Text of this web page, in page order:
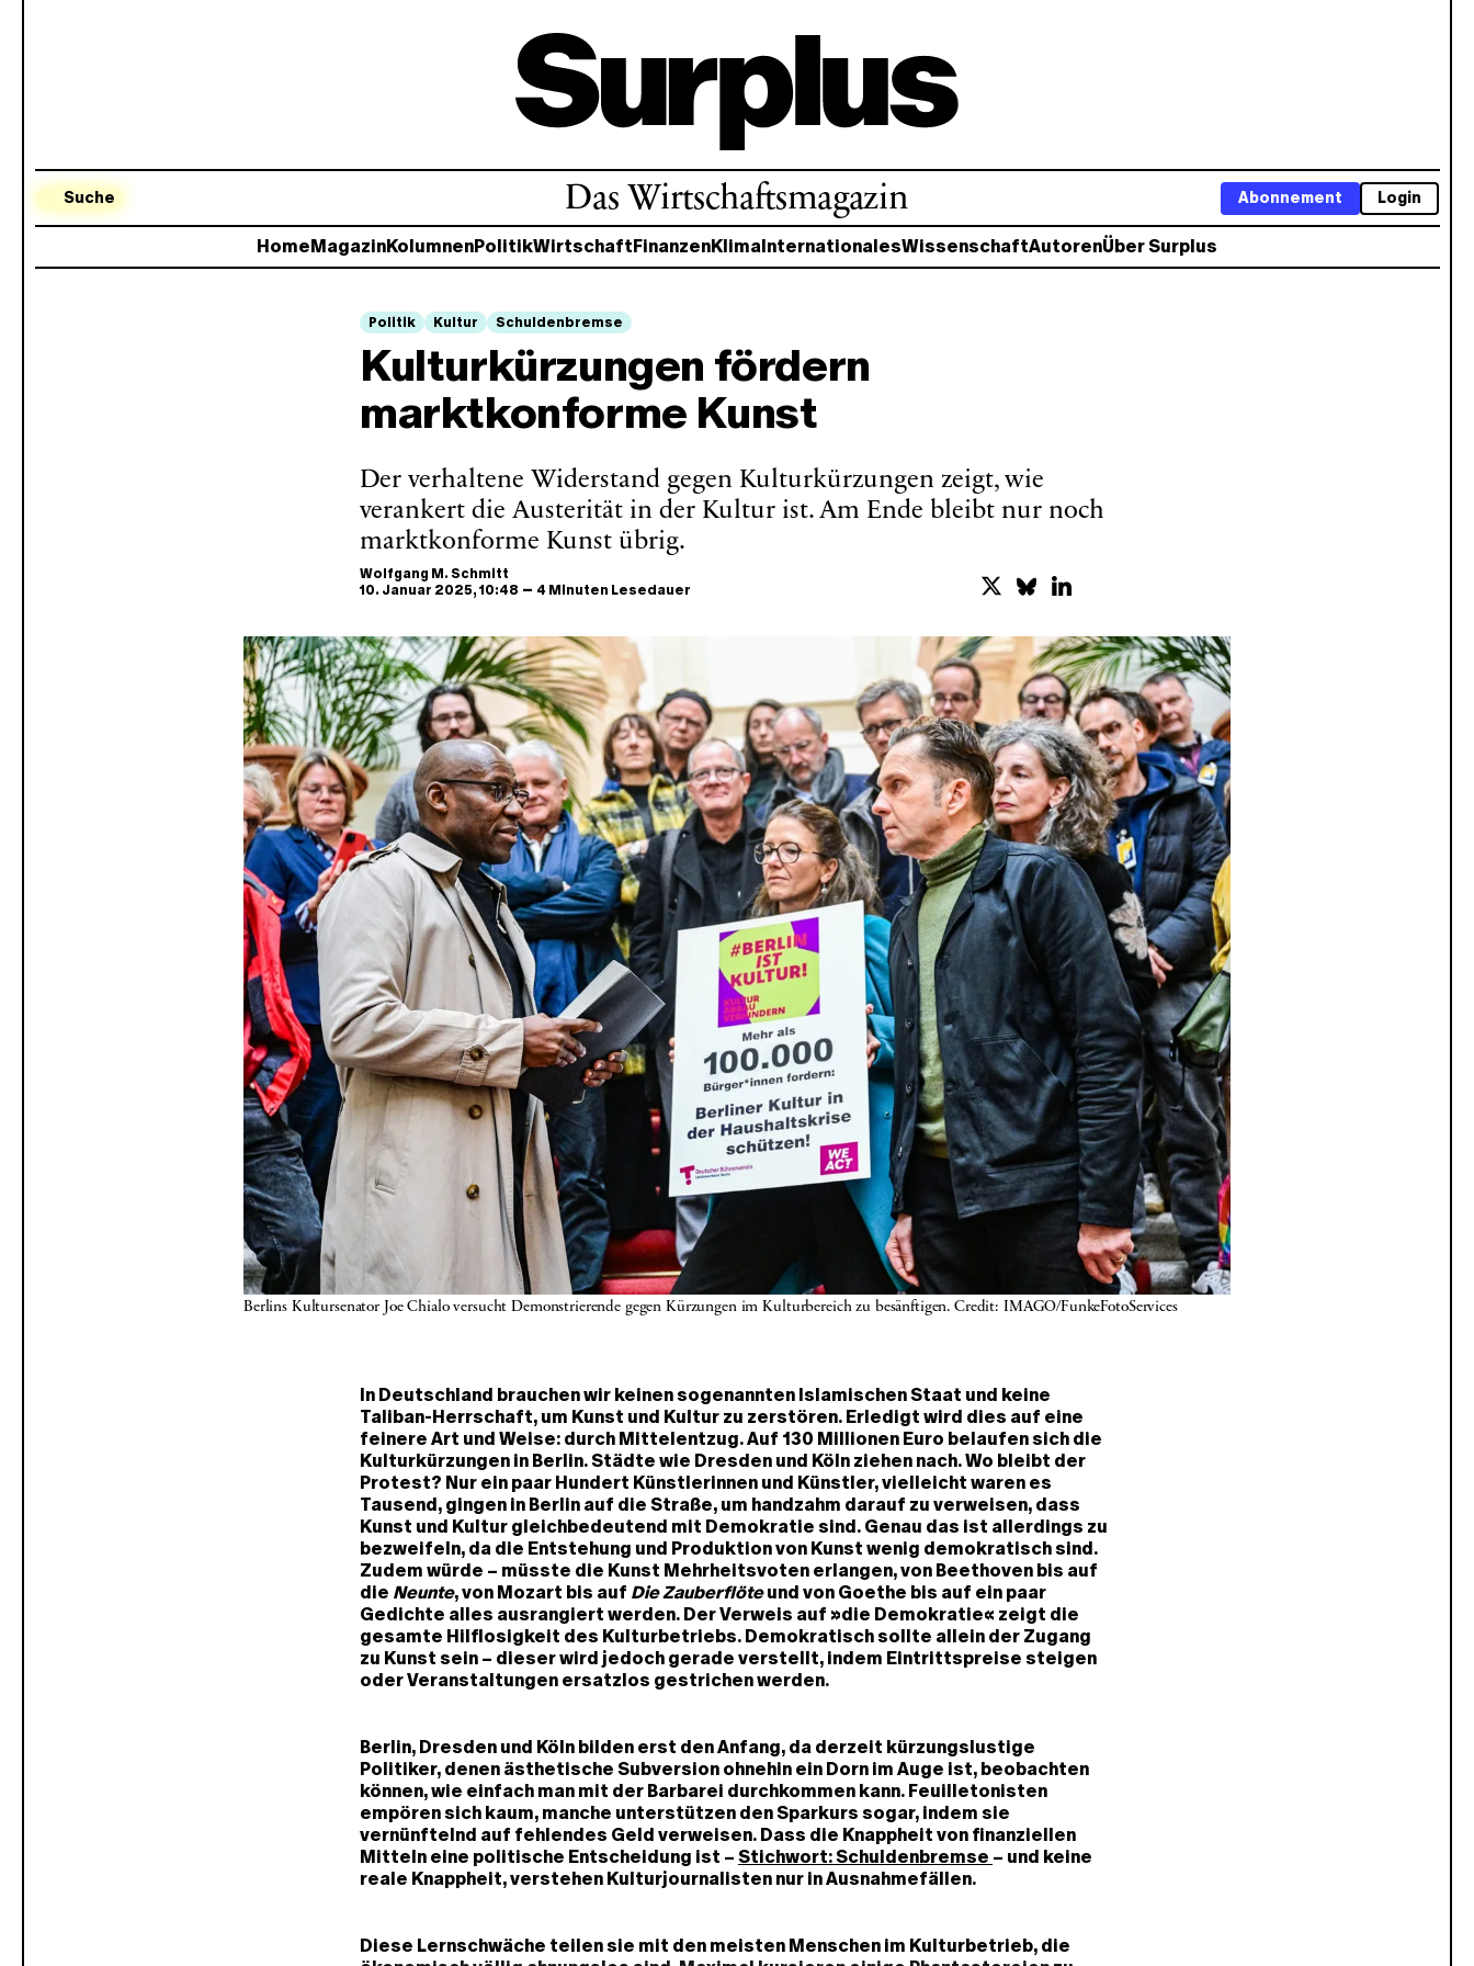
Suche Das Wirtschaftsmagazin Login
Abonnement
HomeMagazinKolumnenPolitikWirtschaftFinanzenKlimaInternationalesWissenschaftAutorenÜber Surplus
Politik Kultur Schuldenbremse
Kulturkürzungen fördern
marktkonforme Kunst
Der verhaltene Widerstand gegen Kulturkürzungen zeigt, wie
verankert die Austerität in der Kultur ist. Am Ende bleibt nur noch
marktkonforme Kunst übrig.
Wolfgang M. Schmitt
10. Januar 2025, 10:48 – 4 Minuten Lesedauer
Berlins Kultursenator Joe Chialo versucht Demonstrierende gegen Kürzungen im Kulturbereich zu besänftigen. Credit: IMAGO/FunkeFotoServices
In Deutschland brauchen wir keinen sogenannten Islamischen Staat und keine
Taliban-Herrschaft, um Kunst und Kultur zu zerstören. Erledigt wird dies auf eine
feinere Art und Weise: durch Mittelentzug. Auf 130 Millionen Euro belaufen sich die
Kulturkürzungen in Berlin. Städte wie Dresden und Köln ziehen nach. Wo bleibt der
Protest? Nur ein paar Hundert Künstlerinnen und Künstler, vielleicht waren es
Tausend, gingen in Berlin auf die Straße, um handzahm darauf zu verweisen, dass
Kunst und Kultur gleichbedeutend mit Demokratie sind. Genau das ist allerdings zu
bezweifeln, da die Entstehung und Produktion von Kunst wenig demokratisch sind.
Zudem würde – müsste die Kunst Mehrheitsvoten erlangen, von Beethoven bis auf
die Neunte, von Mozart bis auf Die Zauberflöteund von Goethe bis auf ein paar
Gedichte alles ausrangiert werden. Der Verweis auf »die Demokratie« zeigt die
gesamte Hilflosigkeit des Kulturbetriebs. Demokratisch sollte allein der Zugang
zu Kunst sein – dieser wird jedoch gerade verstellt, indem Eintrittspreise steigen
oder Veranstaltungen ersatzlos gestrichen werden.
Berlin, Dresden und Köln bilden erst den Anfang, da derzeit kürzungslustige
Politiker, denen ästhetische Subversion ohnehin ein Dorn im Auge ist, beobachten
können, wie einfach man mit der Barbarei durchkommen kann. Feuilletonisten
empören sich kaum, manche unterstützen den Sparkurs sogar, indem sie
vernünftelnd auf fehlendes Geld verweisen. Dass die Knappheit von finanziellen
Mitteln eine politische Entscheidung ist – Stichwort: Schuldenbremse – und keine
reale Knappheit, verstehen Kulturjournalisten nur in Ausnahmefällen.
Diese Lernschwäche teilen sie mit den meisten Menschen im Kulturbetrieb, die